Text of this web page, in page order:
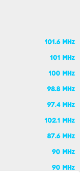
101.6 MHz
101 MHz
100 MHz
98.8 MHz
97.4 MHz
102.1 MHz
87.6 MHz
90 MHz
90 MHz